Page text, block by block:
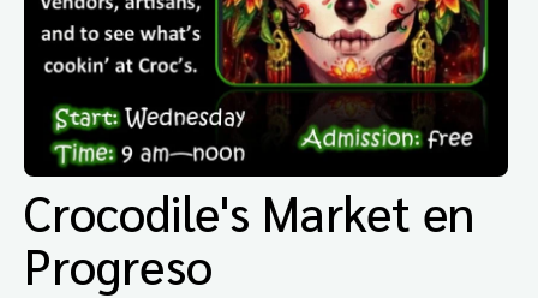
Crocodile's Market en
Progreso